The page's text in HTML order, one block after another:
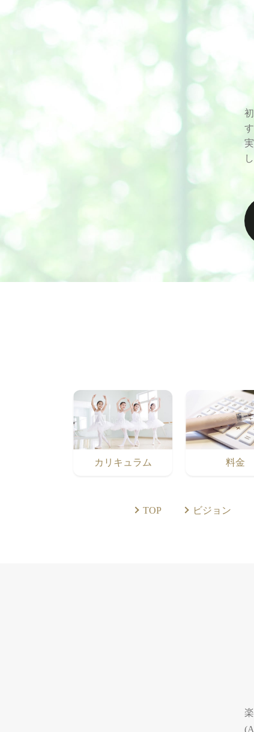
カリキュラム 料金
TOP ビジョン